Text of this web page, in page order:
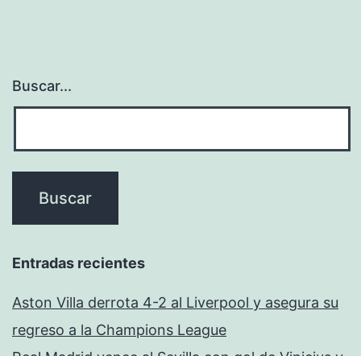
Buscar...
Entradas recientes
Aston Villa derrota 4-2 al Liverpool y asegura su
regreso a la Champions League